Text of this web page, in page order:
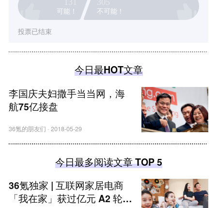
可能！
不可能！
投票已结束
今日最HOT文章
李国庆夫妇撒手当当网，海
航75亿接盘
36氪的朋友们 ·2018-05-29
今日最多阅读文章 TOP 5
36氪独家 | 互联网家居电商
「我在家」获过亿元 A2 轮融